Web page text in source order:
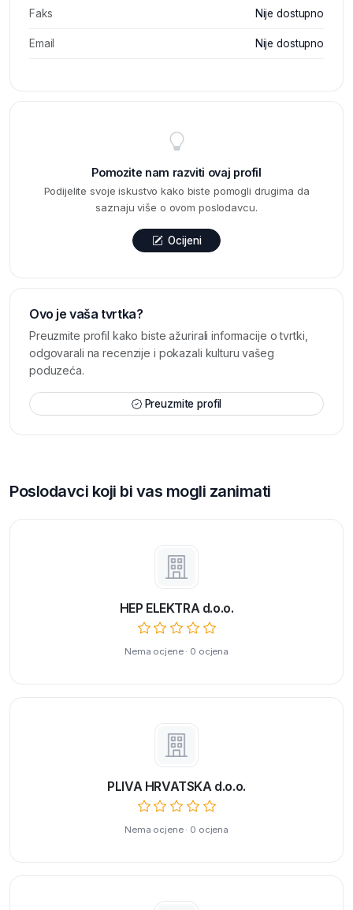
Faks Nije dostupno
Email Nije dostupno
Pomozite nam razviti ovaj profil
Podijelite svoje iskustvo kako biste pomogli drugima da
saznaju više o ovom poslodavcu.
Ocijeni
Ovo je vaša tvrtka?
Preuzmite profil kako biste ažurirali informacije o tvrtki,
odgovarali na recenzije i pokazali kulturu vašeg
poduzeća.
Preuzmite profil
Poslodavci koji bi vas mogli zanimati
HEP ELEKTRA d.o.o.
Nema ocjene · 0 ocjena
PLIVA HRVATSKA d.o.o.
Nema ocjene · 0 ocjena